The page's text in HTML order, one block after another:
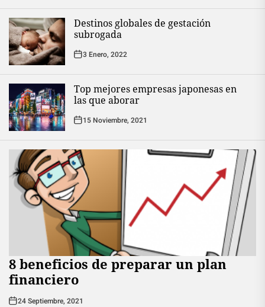
Destinos globales de gestación
subrogada
3 Enero, 2022
Top mejores empresas japonesas en
las que aborar
15 Noviembre, 2021
8 beneficios de preparar un plan
financiero
24 Septiembre, 2021